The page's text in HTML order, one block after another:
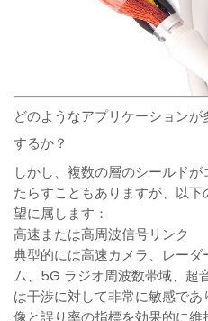
どのようなアプリケーション
するか？
しかし、複数の層のシールド
たらすこともありますが、以
望に属します：
高速または高周波信号リンク
典型的には高速カメラ、レー
ム、5G ラジオ周波数帯域、超
は干渉に対して非常に敏感で
像と誤り率の指標を効果的に維